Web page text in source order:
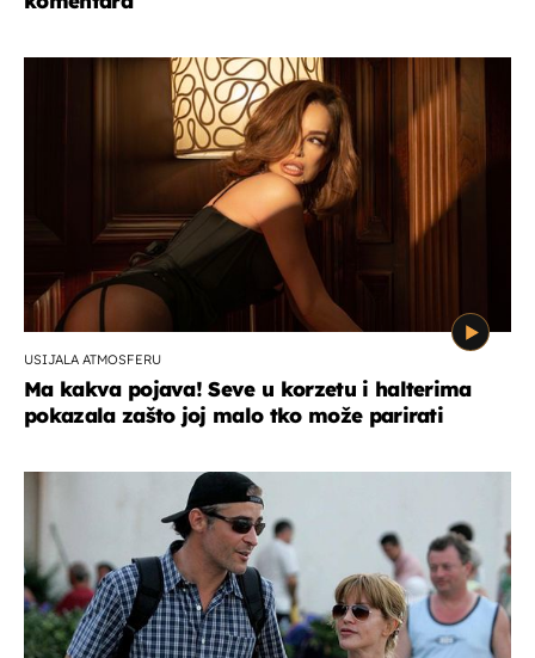
USIJALA ATMOSFERU
Ma kakva pojava! Seve u korzetu i halterima
pokazala zašto joj malo tko može parirati